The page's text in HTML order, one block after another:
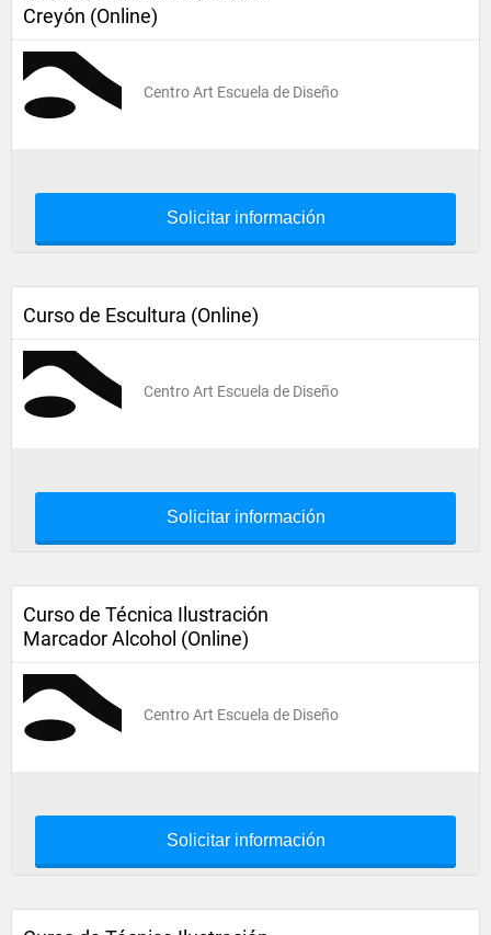
Creyón (Online)
Centro Art Escuela de Diseño
Solicitar información
Curso de Escultura (Online)
Centro Art Escuela de Diseño
Solicitar información
Curso de Técnica Ilustración
Marcador Alcohol (Online)
Centro Art Escuela de Diseño
Solicitar información